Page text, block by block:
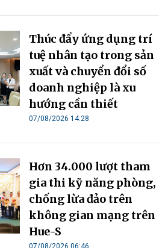
Thúc đẩy ứng dụng trí
tuệ nhân tạo trong sản
xuất và chuyển đổi số
doanh nghiệp là xu
hướng cần thiết
07/08/2026 14:28
Hơn 34.000 lượt tham
gia thi kỹ năng phòng,
chống lừa đảo trên
không gian mạng trên
Hue-S
07/08/2026 06:46